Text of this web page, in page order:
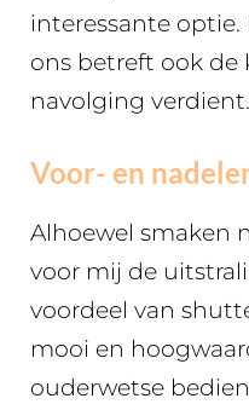
interessante
ons betreft ook de
navolging verdient.
Voor- en
Alhoewel smaken
voor mij de
voordeel van
mooi en
ouderwetse